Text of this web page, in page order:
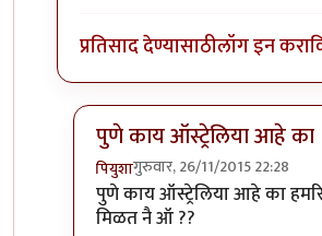
प्रतिसाद देण्यासाठीलॉग इन करा
पुणे काय ऑस्ट्रेलिया आहे का
पियुशागुरुवार, 26/11/2015 22:28
In reply to'पुभाप्र' नामक
पुणे काय ऑस्ट्रेलिया आहे का
मिळत नै ऑ ??